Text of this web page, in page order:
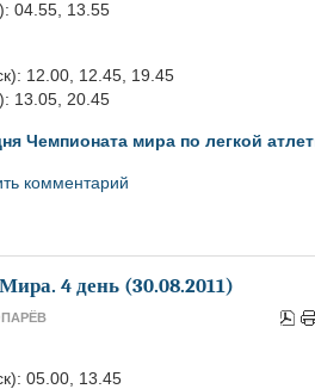
04.55, 13.55
12.00, 12.45, 19.45
13.05, 20.45
Чемпионата мира по легкой
комментарий
4 день (30.08.2011)
05.00, 13.45